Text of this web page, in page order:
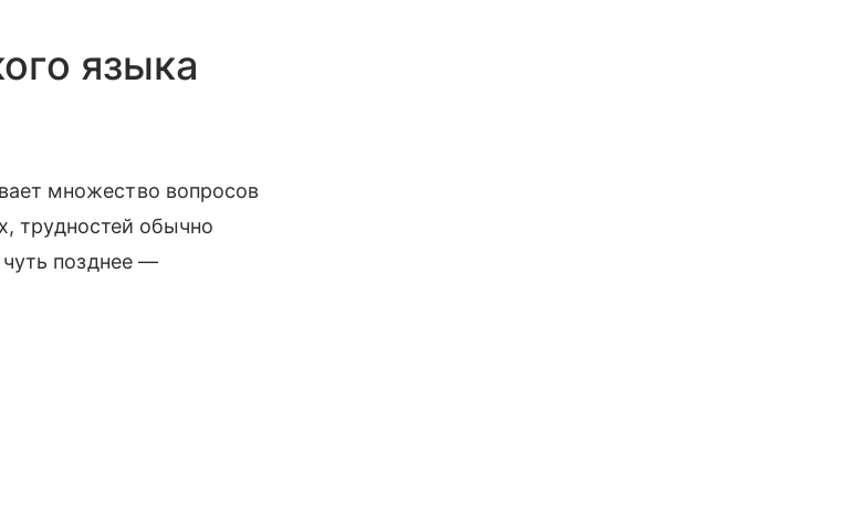
языка
множество вопросов
трудностей обычно
позднее —